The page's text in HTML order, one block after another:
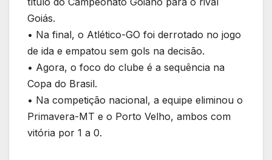
Goiás.
• Na final, o Atlético-GO foi derrotado no jogo
de ida e empatou sem gols na decisão.
• Agora, o foco do clube é a sequência na
Copa do Brasil.
• Na competição nacional, a equipe eliminou o
Primavera-MT e o Porto Velho, ambos com
vitória por 1 a 0.